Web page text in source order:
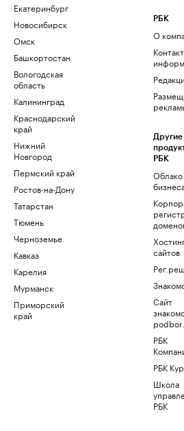
Екатеринбург
Новосибирск
Омск
Башкортостан
Вологодская
область
Калининград
Краснодарский
край
Нижний
Новгород
Пермский край
Ростов-на-Дону
Татарстан
Тюмень
Черноземье
Кавказ
Карелия
Мурманск
Приморский
край
РБК
О
Другие
РБК
сайтов
Сайт
РБК
РБК
Школа
РБК